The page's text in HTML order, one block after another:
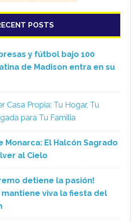
POSTS
y fútbol bajo 100
de Madison entra en su
Casa Propia: Tu Hogar, Tu
para Tu Familia
Monarca: El Halcón Sagrado
al Cielo
detiene la pasión!
mantiene viva la fiesta del